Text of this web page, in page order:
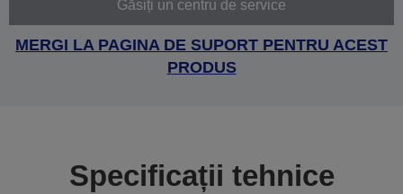
Găsiți un centru de service
MERGI LA PAGINA DE SUPORT PENTRU ACEST
PRODUS
Specificații tehnice